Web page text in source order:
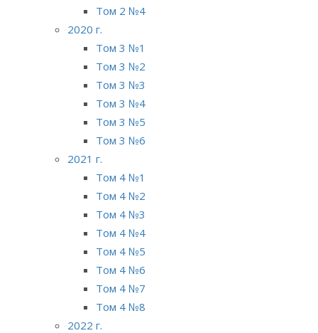
Том 2 №4
2020 г.
Том 3 №1
Том 3 №2
Том 3 №3
Том 3 №4
Том 3 №5
Том 3 №6
2021 г.
Том 4 №1
Том 4 №2
Том 4 №3
Том 4 №4
Том 4 №5
Том 4 №6
Том 4 №7
Том 4 №8
2022 г.